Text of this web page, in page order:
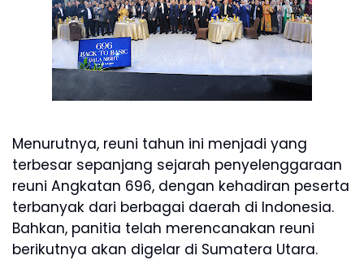
Menurutnya, reuni tahun ini menjadi yang
terbesar sepanjang sejarah penyelenggaraan
reuni Angkatan 696, dengan kehadiran peserta
terbanyak dari berbagai daerah di Indonesia.
Bahkan, panitia telah merencanakan reuni
berikutnya akan digelar di Sumatera Utara.